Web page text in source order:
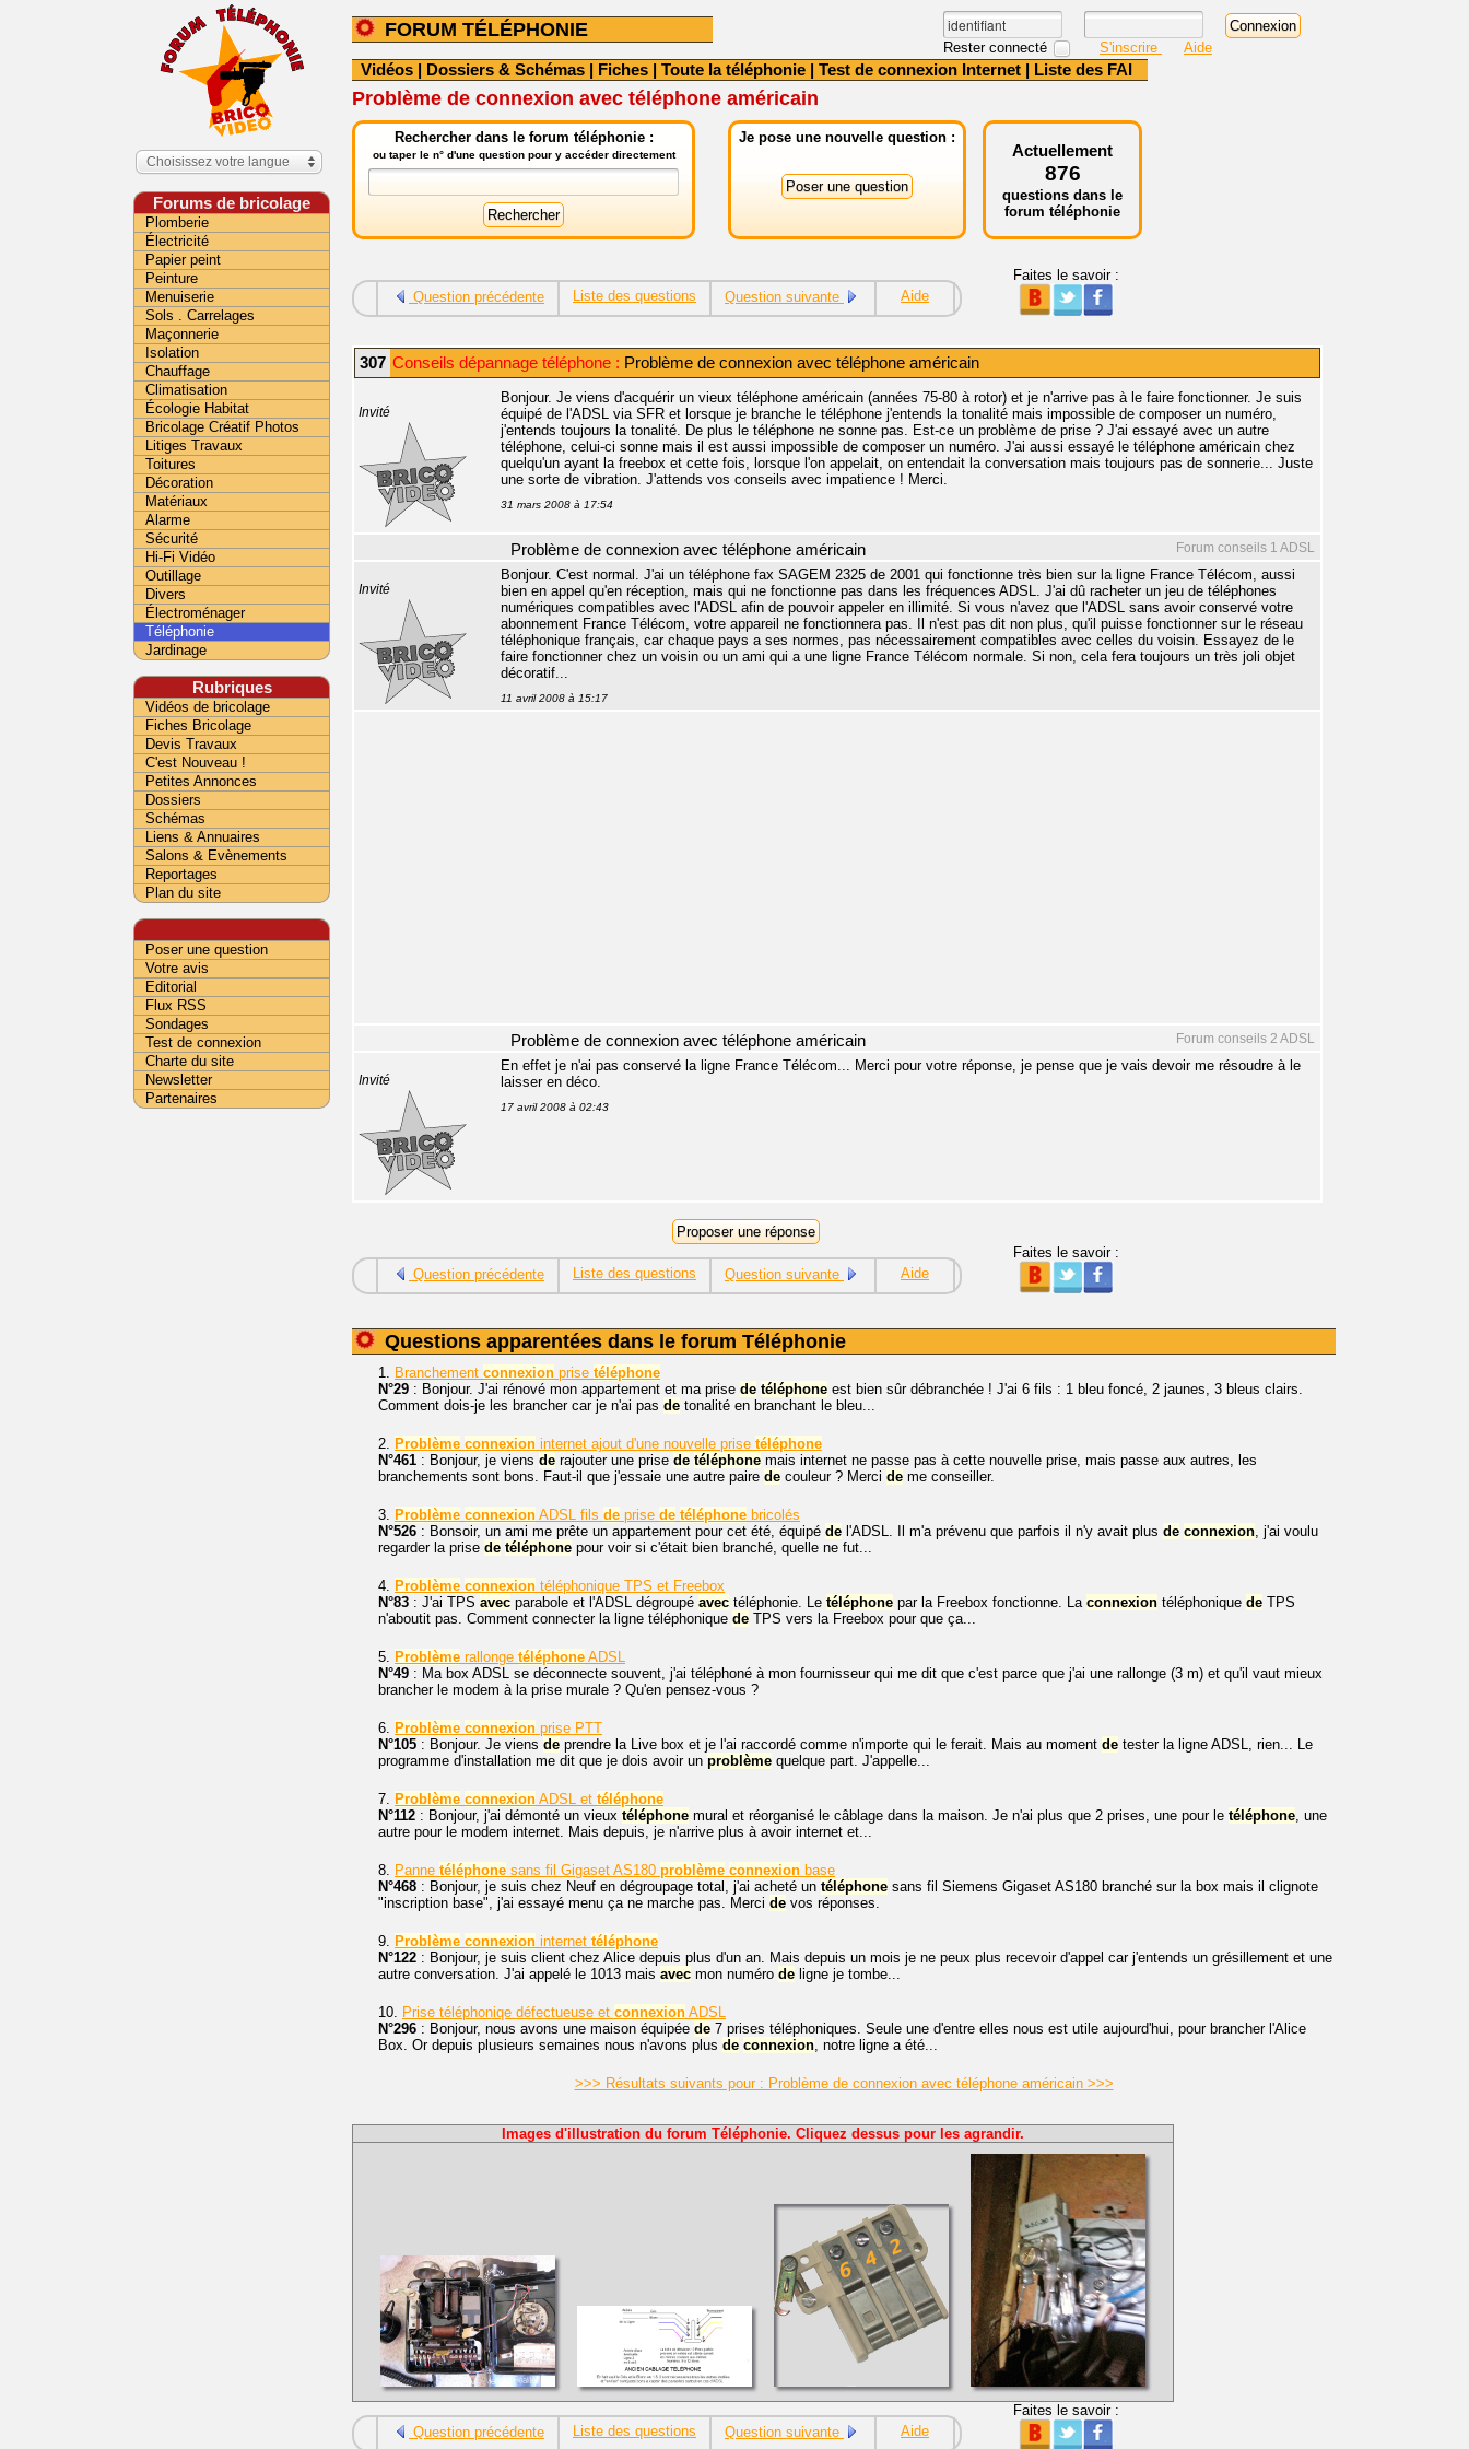
FORUM TÉLÉPHONIE
Rester connecté S'inscrire Aide
Vidéos | Dossiers & Schémas | Fiches | Toute la téléphonie | Test de connexion Internet | Liste des FAI
Problème de connexion avec téléphone américain
Rechercher dans le forum téléphonie :
ou taper le n° d'une question pour y accéder directement
Je pose une nouvelle question :
Actuellement
876
questions dans le
forum téléphonie
Question précédente Liste des questions Question suivante Aide
Faites le savoir :
307 Conseils dépannage téléphone : Problème de connexion avec téléphone américain
Invité
Bonjour. Je viens d'acquérir un vieux téléphone américain (années 75-80 à rotor) et je n'arrive pas à le faire fonctionner. Je suis
équipé de l'ADSL via SFR et lorsque je branche le téléphone j'entends la tonalité mais impossible de composer un numéro,
j'entends toujours la tonalité. De plus le téléphone ne sonne pas. Est-ce un problème de prise ? J'ai essayé avec un autre
téléphone, celui-ci sonne mais il est aussi impossible de composer un numéro. J'ai aussi essayé le téléphone américain chez
quelqu'un ayant la freebox et cette fois, lorsque l'on appelait, on entendait la conversation mais toujours pas de sonnerie... Juste
une sorte de vibration. J'attends vos conseils avec impatience ! Merci.
31 mars 2008 à 17:54
Forum conseils 1 ADSL
Problème de connexion avec téléphone américain
Invité
Bonjour. C'est normal. J'ai un téléphone fax SAGEM 2325 de 2001 qui fonctionne très bien sur la ligne France Télécom, aussi
bien en appel qu'en réception, mais qui ne fonctionne pas dans les fréquences ADSL. J'ai dû racheter un jeu de téléphones
numériques compatibles avec l'ADSL afin de pouvoir appeler en illimité. Si vous n'avez que l'ADSL sans avoir conservé votre
abonnement France Télécom, votre appareil ne fonctionnera pas. Il n'est pas dit non plus, qu'il puisse fonctionner sur le réseau
téléphonique français, car chaque pays a ses normes, pas nécessairement compatibles avec celles du voisin. Essayez de le
faire fonctionner chez un voisin ou un ami qui a une ligne France Télécom normale. Si non, cela fera toujours un très joli objet
décoratif...
11 avril 2008 à 15:17
Forum conseils 2 ADSL
Problème de connexion avec téléphone américain
Invité
En effet je n'ai pas conservé la ligne France Télécom... Merci pour votre réponse, je pense que je vais devoir me résoudre à le
laisser en déco.
17 avril 2008 à 02:43
Question précédente Liste des questions Question suivante Aide
Faites le savoir :
Questions apparentées dans le forum Téléphonie
1. Branchement connexion prise téléphone
N°29 : Bonjour. J'ai rénové mon appartement et ma prise de téléphone est bien sûr débranchée ! J'ai 6 fils : 1 bleu foncé, 2 jaunes, 3 bleus clairs.
Comment dois-je les brancher car je n'ai pas de tonalité en branchant le bleu...
2. Problème connexion internet ajout d'une nouvelle prise téléphone
N°461 : Bonjour, je viens de rajouter une prise de téléphone mais internet ne passe pas à cette nouvelle prise, mais passe aux autres, les
branchements sont bons. Faut-il que j'essaie une autre paire de couleur ? Merci de me conseiller.
3. Problème connexion ADSL fils de prise de téléphone bricolés
N°526 : Bonsoir, un ami me prête un appartement pour cet été, équipé de l'ADSL. Il m'a prévenu que parfois il n'y avait plus de connexion, j'ai voulu
regarder la prise de téléphone pour voir si c'était bien branché, quelle ne fut...
4. Problème connexion téléphonique TPS et Freebox
N°83 : J'ai TPS avec parabole et l'ADSL dégroupé avec téléphonie. Le téléphone par la Freebox fonctionne. La connexion téléphonique de TPS
n'aboutit pas. Comment connecter la ligne téléphonique de TPS vers la Freebox pour que ça...
5. Problème rallonge téléphone ADSL
N°49 : Ma box ADSL se déconnecte souvent, j'ai téléphoné à mon fournisseur qui me dit que c'est parce que j'ai une rallonge (3 m) et qu'il vaut mieux
brancher le modem à la prise murale ? Qu'en pensez-vous ?
6. Problème connexion prise PTT
N°105 : Bonjour. Je viens de prendre la Live box et je l'ai raccordé comme n'importe qui le ferait. Mais au moment de tester la ligne ADSL, rien... Le
programme d'installation me dit que je dois avoir un problème quelque part. J'appelle...
7. Problème connexion ADSL et téléphone
N°112 : Bonjour, j'ai démonté un vieux téléphone mural et réorganisé le câblage dans la maison. Je n'ai plus que 2 prises, une pour le téléphone, une
autre pour le modem internet. Mais depuis, je n'arrive plus à avoir internet et...
8. Panne téléphone sans fil Gigaset AS180 problème connexion base
N°468 : Bonjour, je suis chez Neuf en dégroupage total, j'ai acheté un téléphone sans fil Siemens Gigaset AS180 branché sur la box mais il clignote
"inscription base", j'ai essayé menu ça ne marche pas. Merci de vos réponses.
9. Problème connexion internet téléphone
N°122 : Bonjour, je suis client chez Alice depuis plus d'un an. Mais depuis un mois je ne peux plus recevoir d'appel car j'entends un grésillement et une
autre conversation. J'ai appelé le 1013 mais avec mon numéro de ligne je tombe...
10. Prise téléphoniqe défectueuse et connexion ADSL
N°296 : Bonjour, nous avons une maison équipée de 7 prises téléphoniques. Seule une d'entre elles nous est utile aujourd'hui, pour brancher l'Alice
Box. Or depuis plusieurs semaines nous n'avons plus de connexion, notre ligne a été...
>>> Résultats suivants pour : Problème de connexion avec téléphone américain >>>
Images d'illustration du forum Téléphonie. Cliquez dessus pour les agrandir.
Question précédente Liste des questions Question suivante Aide
Faites le savoir :
Choisissez votre langue
Forums de bricolage
Plomberie
Électricité
Papier peint
Peinture
Menuiserie
Sols . Carrelages
Maçonnerie
Isolation
Chauffage
Climatisation
Écologie Habitat
Bricolage Créatif Photos
Litiges Travaux
Toitures
Décoration
Matériaux
Alarme
Sécurité
Hi-Fi Vidéo
Outillage
Divers
Électroménager
Téléphonie
Jardinage
Rubriques
Vidéos de bricolage
Fiches Bricolage
Devis Travaux
C'est Nouveau !
Petites Annonces
Dossiers
Schémas
Liens & Annuaires
Salons & Evènements
Reportages
Plan du site
Poser une question
Votre avis
Editorial
Flux RSS
Sondages
Test de connexion
Charte du site
Newsletter
Partenaires